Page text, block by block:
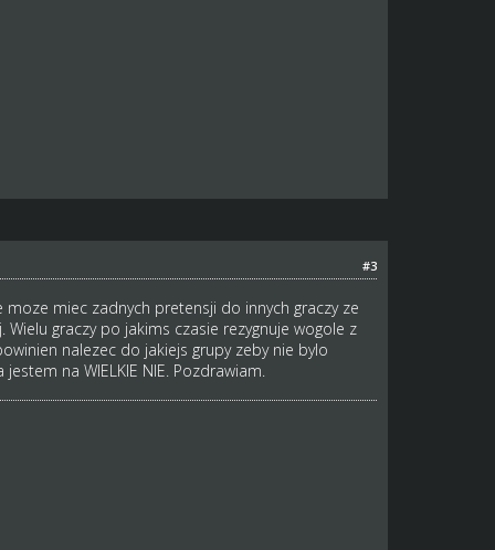
#3
miec zadnych pretensji do innych graczy ze
graczy po jakims czasie rezygnuje wogole z
nalezec do jakiejs grupy zeby nie bylo
na WIELKIE NIE. Pozdrawiam.